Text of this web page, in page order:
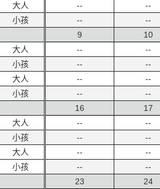
大人
小孩
大人
小孩
大人
小孩
大人
小孩
大人
小孩
--
--
--
--
9
--
--
--
--
10
--
--
--
--
16
--
--
--
--
17
--
--
--
--
23
24